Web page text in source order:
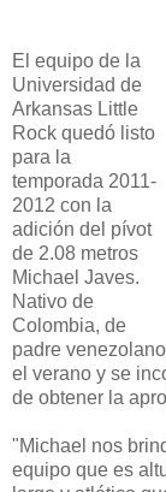
El equipo de la
Universidad de
Arkansas Little
Rock quedó listo
para la
temporada 2011-
2012 con la
adición del pívot
de 2.08 metros
Michael Javes.
Nativo de
Colombia, de
padre
el verano y se
de obtener la
"Michael nos
equipo que es